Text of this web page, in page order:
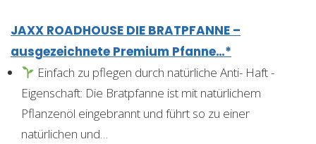
JAXX ROADHOUSE DIE BRATPFANNE –
ausgezeichnete Premium Pfanne…*
Einfach zu pflegen durch natürliche Anti- Haft -
Eigenschaft: Die Bratpfanne ist mit natürlichem
Pflanzenöl eingebrannt und führt so zu einer
natürlichen und…